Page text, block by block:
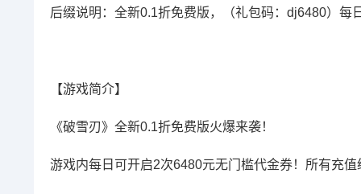
后缀说明：全新0.1折免费版，（礼包码：dj6480）每
【游戏简介】
《破雪刃》全新0.1折免费版火爆来袭！
游戏内每日可开启2次6480元无门槛代金券！所有充值